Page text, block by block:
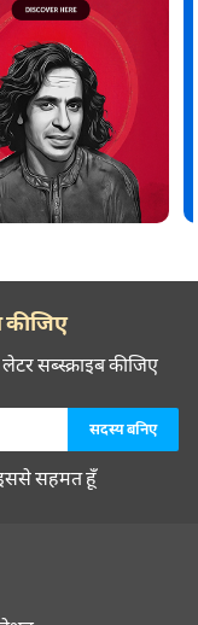
कीजिए
सब्स्क्राइब कीजिए
सहमत हूँ